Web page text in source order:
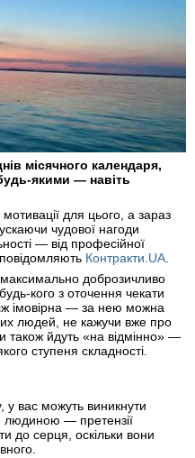
місячного календаря,
якими — навіть
для цього, а зараз
чудової нагоди
— від професійної
Контракти.UA.
доброзичливо
кого з оточення чекати
імовірна — за нею можна
людей, не кажучи вже про
також йдуть «на відмінно» —
ступеня складності.
у вас можуть виникнути
людиною — претензії
до серця, оскільки вони